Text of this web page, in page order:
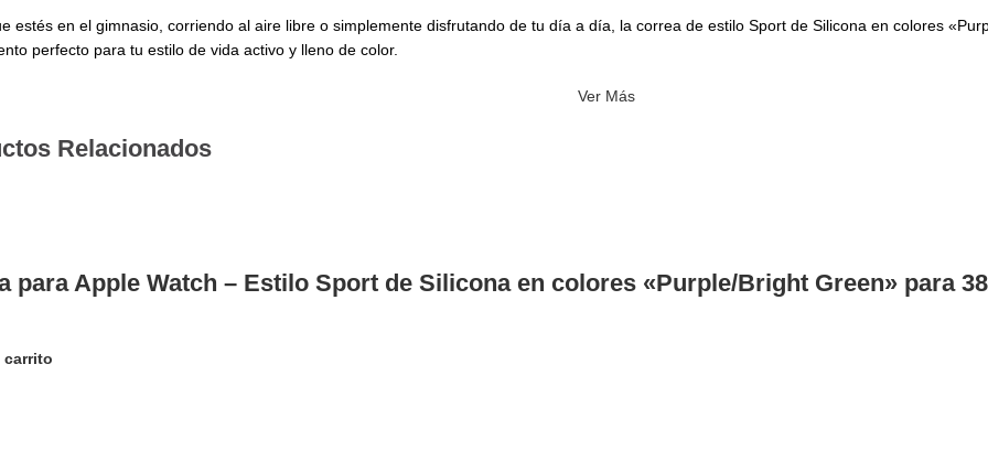
estés en el gimnasio, corriendo al aire libre o simplemente disfrutando de tu día a día, la correa de estilo Sport de Silicona en colores
perfecto para tu estilo de vida activo y lleno de color.
Ver Más
Relacionados
para Apple Watch – Estilo Sport de Silicona en colores «Purple/Bright Green» para
carrito